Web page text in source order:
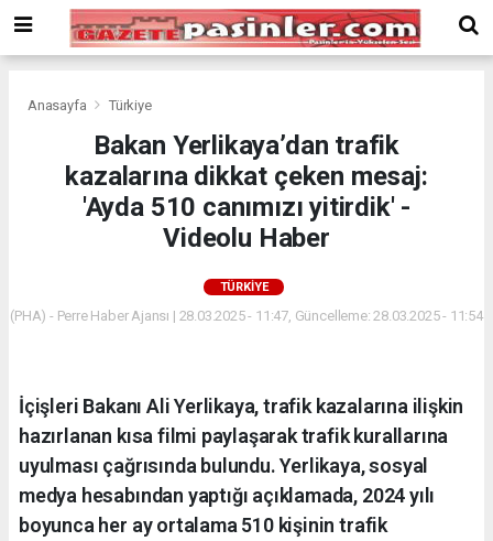
Bonusu
Veren
deneme
Bonus
Anasayfa Türkiye
Bakan Yerlikaya’dan trafik
kazalarına dikkat çeken mesaj:
'Ayda 510 canımızı yitirdik' -
Videolu Haber
TÜRKIYE
(PHA) - Perre Haber Ajansı | 28.03.2025 - 11:47, Güncelleme: 28.03.2025 - 11:54
İçişleri Bakanı Ali Yerlikaya, trafik kazalarına ilişkin
hazırlanan kısa filmi paylaşarak trafik kurallarına
uyulması çağrısında bulundu. Yerlikaya, sosyal
medya hesabından yaptığı açıklamada, 2024 yılı
boyunca her ay ortalama 510 kişinin trafik